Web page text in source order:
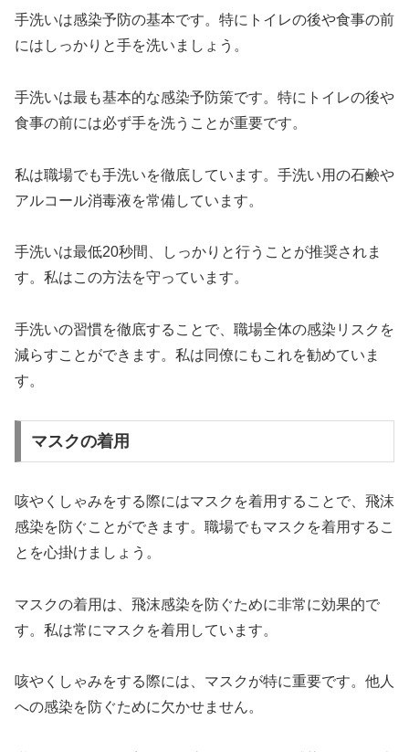
手洗いは感染予防の基本です。特にトイレの後や食事の前
にはしっかりと手を洗いましょう。
手洗いは最も基本的な感染予防策です。特にトイレの後や
食事の前には必ず手を洗うことが重要です。
私は職場でも手洗いを徹底しています。手洗い用の石鹸や
アルコール消毒液を常備しています。
手洗いは最低20秒間、しっかりと行うことが推奨されま
す。私はこの方法を守っています。
手洗いの習慣を徹底することで、職場全体の感染リスクを
減らすことができます。私は同僚にもこれを勧めていま
す。
マスクの着用
咳やくしゃみをする際にはマスクを着用することで、飛沫
感染を防ぐことができます。職場でもマスクを着用するこ
とを心掛けましょう。
マスクの着用は、飛沫感染を防ぐために非常に効果的で
す。私は常にマスクを着用しています。
咳やくしゃみをする際には、マスクが特に重要です。他人
への感染を防ぐために欠かせません。